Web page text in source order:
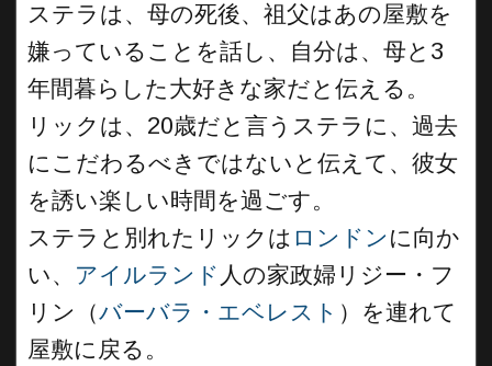
ステラは、母の死後、祖父はあの屋敷を
嫌っていることを話し、自分は、母と3
年間暮らした大好きな家だと伝える。
リックは、20歳だと言うステラに、過去
にこだわるべきではないと伝えて、彼女
を誘い楽しい時間を過ごす。
ステラと別れたリックは ロンドン に向か
い、 アイルランド 人の家政婦リジー・フ
リン（バーバラ・エベレスト ）を連れて
屋敷に戻る。